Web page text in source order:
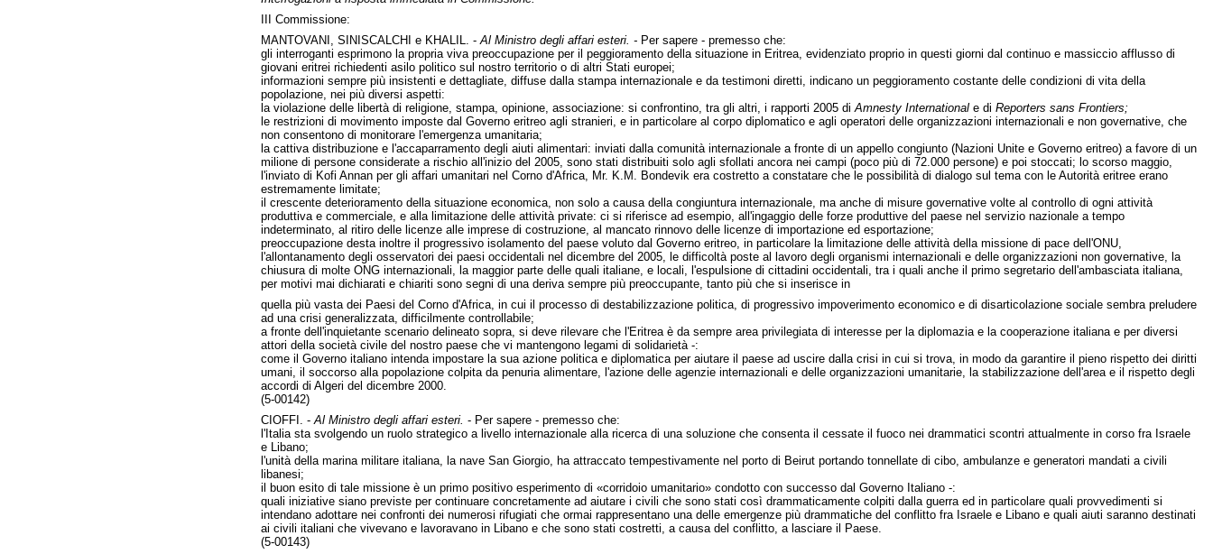
III Commissione:
MANTOVANI, SINISCALCHI e KHALIL. - Al Ministro degli affari esteri. -Per sapere - premesso che:
gli interroganti esprimono la propria viva preoccupazione per il peggioramento della situazione in Eritrea, evidenziato proprio in questi giorni dal continuo e massiccio afflusso di
giovani eritrei richiedenti asilo politico sul nostro territorio o di altri Stati europei;
informazioni sempre più insistenti e dettagliate, diffuse dalla stampa internazionale e da testimoni diretti, indicano un peggioramento costante delle condizioni di vita della
popolazione, nei più diversi aspetti:
la violazione delle libertà di religione, stampa, opinione, associazione: si confrontino, tra gli altri, i rapporti 2005 di Amnesty Internationale di Reporters sans Frontiers;
le restrizioni di movimento imposte dal Governo eritreo agli stranieri, e in particolare al corpo diplomatico e agli operatori delle organizzazioni internazionali e non governative, che
non consentono di monitorare l'emergenza umanitaria;
la cattiva distribuzione e l'accaparramento degli aiuti alimentari: inviati dalla comunità internazionale a fronte di un appello congiunto (Nazioni Unite e Governo eritreo) a favore di un
milione di persone considerate a rischio all'inizio del 2005, sono stati distribuiti solo agli sfollati ancora nei campi (poco più di 72.000 persone) e poi stoccati; lo scorso maggio,
l'inviato di Kofi Annan per gli affari umanitari nel Corno d'Africa, Mr. K.M. Bondevik era costretto a constatare che le possibilità di dialogo sul tema con le Autorità eritree erano
estremamente limitate;
il crescente deterioramento della situazione economica, non solo a causa della congiuntura internazionale, ma anche di misure governative volte al controllo di ogni attività
produttiva e commerciale, e alla limitazione delle attività private: ci si riferisce ad esempio, all'ingaggio delle forze produttive del paese nel servizio nazionale a tempo
indeterminato, al ritiro delle licenze alle imprese di costruzione, al mancato rinnovo delle licenze di importazione ed esportazione;
preoccupazione desta inoltre il progressivo isolamento del paese voluto dal Governo eritreo, in particolare la limitazione delle attività della missione di pace dell'ONU,
l'allontanamento degli osservatori dei paesi occidentali nel dicembre del 2005, le difficoltà poste al lavoro degli organismi internazionali e delle organizzazioni non governative, la
chiusura di molte ONG internazionali, la maggior parte delle quali italiane, e locali, l'espulsione di cittadini occidentali, tra i quali anche il primo segretario dell'ambasciata italiana,
per motivi mai dichiarati e chiariti sono segni di una deriva sempre più preoccupante, tanto più che si inserisce in
quella più vasta dei Paesi del Corno d'Africa, in cui il processo di destabilizzazione politica, di progressivo impoverimento economico e di disarticolazione sociale sembra preludere
ad una crisi generalizzata, difficilmente controllabile;
a fronte dell'inquietante scenario delineato sopra, si deve rilevare che l'Eritrea è da sempre area privilegiata di interesse per la diplomazia e la cooperazione italiana e per diversi
attori della società civile del nostro paese che vi mantengono legami di solidarietà -:
come il Governo italiano intenda impostare la sua azione politica e diplomatica per aiutare il paese ad uscire dalla crisi in cui si trova, in modo da garantire il pieno rispetto dei diritti
umani, il soccorso alla popolazione colpita da penuria alimentare, l'azione delle agenzie internazionali e delle organizzazioni umanitarie, la stabilizzazione dell'area e il rispetto degli
accordi di Algeri del dicembre 2000.
(5-00142)
CIOFFI. - Al Ministro degli affari esteri. - Per sapere - premesso che:
l'Italia sta svolgendo un ruolo strategico a livello internazionale alla ricerca di una soluzione che consenta il cessate il fuoco nei drammatici scontri attualmente in corso fra Israele
e Libano;
l'unità della marina militare italiana, la nave San Giorgio, ha attraccato tempestivamente nel porto di Beirut portando tonnellate di cibo, ambulanze e generatori mandati a civili
libanesi;
il buon esito di tale missione è un primo positivo esperimento di «corridoio umanitario» condotto con successo dal Governo Italiano -:
quali iniziative siano previste per continuare concretamente ad aiutare i civili che sono stati così drammaticamente colpiti dalla guerra ed in particolare quali provvedimenti si
intendano adottare nei confronti dei numerosi rifugiati che ormai rappresentano una delle emergenze più drammatiche del conflitto fra Israele e Libano e quali aiuti saranno destinati
ai civili italiani che vivevano e lavoravano in Libano e che sono stati costretti, a causa del conflitto, a lasciare il Paese.
(5-00143)